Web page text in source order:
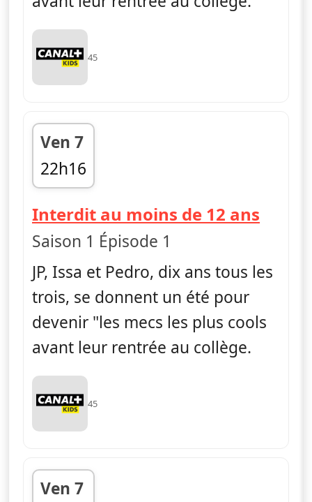
45
Ven 7
22h16
fin 22h27
Interdit au moins de 12 ans
Saison 1 Épisode 1
JP, Issa et Pedro, dix ans tous les
trois, se donnent un été pour
devenir "les mecs les plus cools
avant leur rentrée au collège.
45
Ven 7